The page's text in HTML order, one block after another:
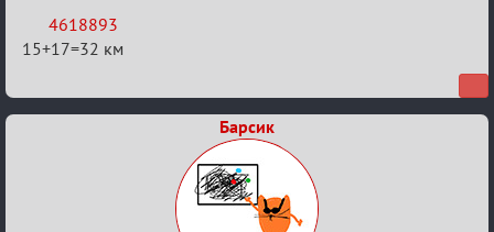
градусов
по
4618893
15+17=32 км
Барсик